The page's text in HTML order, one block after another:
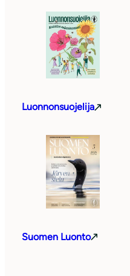
Luonnonsuojelija
Suomen Luonto